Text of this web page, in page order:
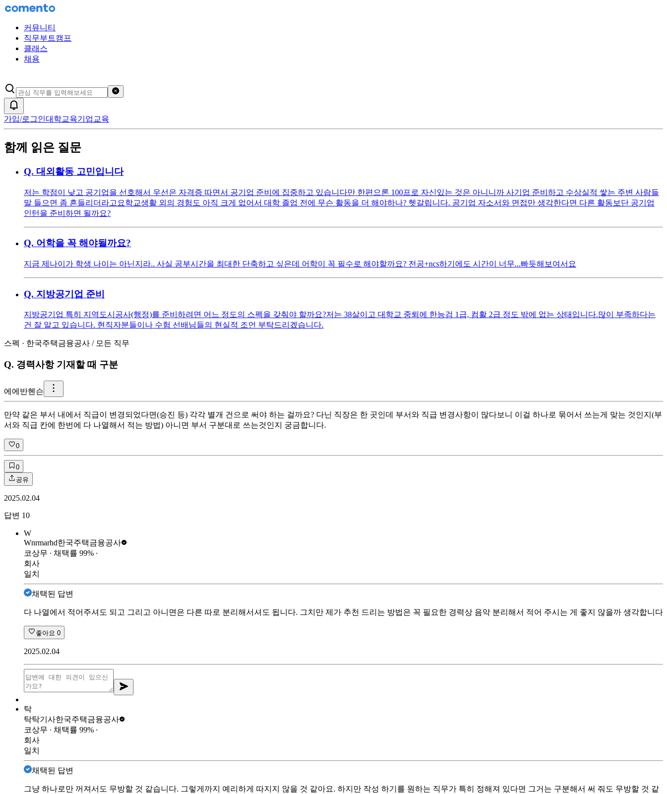
커뮤니티
직무부트캠프
클래스
채용
가입/로그인대학교육기업교육
함께 읽은 질문
Q. 대외활동 고민입니다
저는 학점이 낮고 공기업을 선호해서 우선은 자격증 따면서 공기업 준비에 집중하고 있습니다만 한편으론 100프로 자신있는 것은 아니니까 사기업 준비하고 수상실적 쌓는 주변 사람들
말 들으면 좀 흔들리더라고요 ​ 학교생활 외의 경험도 아직 크게 없어서 대학 졸업 전에 무슨 활동을 더 해야하나? 헷갈립니다. 공기업 자소서와 면접만 생각한다면 다른 활동보단 공기업
인턴을 준비하면 될까요?
Q. 어학을 꼭 해야될까요?
지금 제나이가 학생 나이는 아닌지라.. 사실 공부시간을 최대한 단축하고 싶은데 어학이 꼭 필수로 해야할까요? 전공+ncs하기에도 시간이 너무...빠듯해보여서요
Q. 지방공기업 준비
지방공기업 특히 지역도시공사(행정)를 준비하려면 어느 정도의 스펙을 갖춰야 할까요? ​ 저는 38살이고 대학교 중퇴에 한능검 1급, 컴활 2급 정도 밖에 없는 상태입니다. ​ 많이 부족하다는
건 잘 알고 있습니다. 현직자분들이나 수험 선배님들의 현실적 조언 부탁드리겠습니다.
스펙 · 한국주택금융공사 / 모든 직무
Q. 경력사항 기재할 때 구분
에 에반헨슨
만약 같은 부서 내에서 직급이 변경되었다면(승진 등) 각각 별개 건으로 써야 하는 걸까요? 다닌 직장은 한 곳인데 부서와 직급 변경사항이 많다보니 이걸 하나로 묶어서 쓰는게 맞는 것인지(부
서와 직급 칸에 한번에 다 나열해서 적는 방법) 아니면 부서 구분대로 쓰는것인지 궁금합니다.
0
0
공유
2025.02.04
답변 10
W
Wnrmarhd한국주택금융공사
코상무 ∙ 채택률 99% ∙
회사
일치
채택된 답변
다 나열에서 적어주셔도 되고 그리고 아니면은 다른 따로 분리해서셔도 됩니다. 그치만 제가 추천 드리는 방법은 꼭 필요한 경력상 음악 분리해서 적어 주시는 게 좋지 않을까 생각합니다
좋아요 0
2025.02.04
탁
탁탁기사한국주택금융공사
코상무 ∙ 채택률 99% ∙
회사
일치
채택된 답변
그냥 하나로만 꺼져서도 무방할 것 같습니다. 그렇게까지 예리하게 따지지 않을 것 같아요. 하지만 작성 하기를 원하는 직무가 특히 정해져 있다면 그거는 구분해서 써 줘도 무방할 것 같